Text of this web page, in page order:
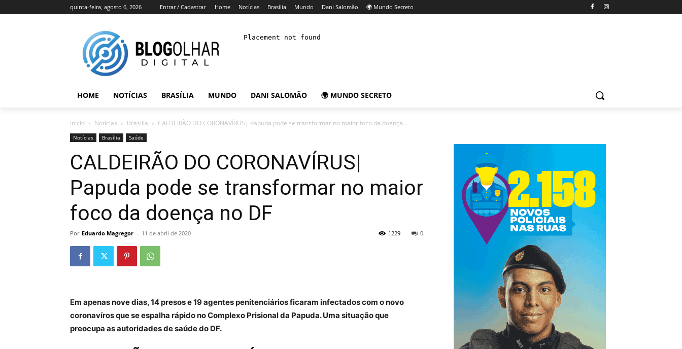
quinta-feira, agosto 6, 2026 Entrar / Cadastrar Home Notícias Brasília Mundo Dani Salomão 🌍 Mundo Secreto
HOME NOTÍCIAS BRASÍLIA MUNDO DANI SALOMÃO 🌍 MUNDO SECRETO
Início Notícias Brasília CALDEIRÃO DO CORONAVÍRUS| Papuda pode se transformar no maior foco da doença...
Notícias Brasília Saúde
CALDEIRÃO DO CORONAVÍRUS|
Papuda pode se transformar no maior
foco da doença no DF
Por Eduardo Magregor - 11 de abril de 2020 0
1229
Em apenas nove dias, 14 presos e 19 agentes penitenciários ficaram infectados com o novo
coronavíros que se espalha rápido no Complexo Prisional da Papuda. Uma situação que
preocupa as autoridades de saúde do DF.